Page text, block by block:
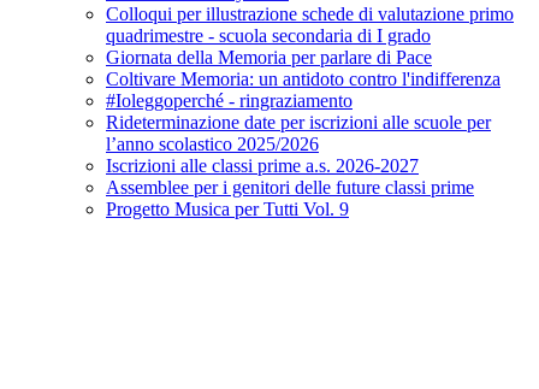
Colloqui per illustrazione schede di valutazione primo
quadrimestre - scuola secondaria di I grado
Giornata della Memoria per parlare di Pace
Coltivare Memoria: un antidoto contro l'indifferenza
#Ioleggoperché - ringraziamento
Rideterminazione date per iscrizioni alle scuole per
l’anno scolastico 2025/2026
Iscrizioni alle classi prime a.s. 2026-2027
Assemblee per i genitori delle future classi prime
Progetto Musica per Tutti Vol. 9